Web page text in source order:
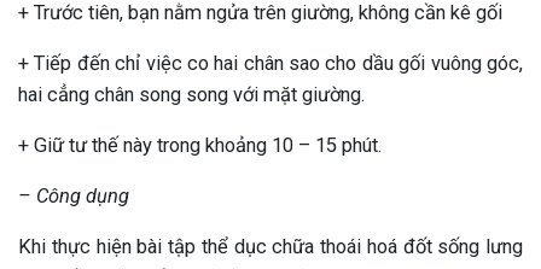
+ Trước tiên, bạn nằm ngửa trên giường, không cần kê gối
+ Tiếp đến chỉ việc co hai chân sao cho dầu gối vuông góc,
hai cẳng chân song song với mặt giường.
+ Giữ tư thế này trong khoảng 10 – 15 phút.
– Công dụng
Khi thực hiện bài tập thể dục chữa thoái hoá đốt sống lưng